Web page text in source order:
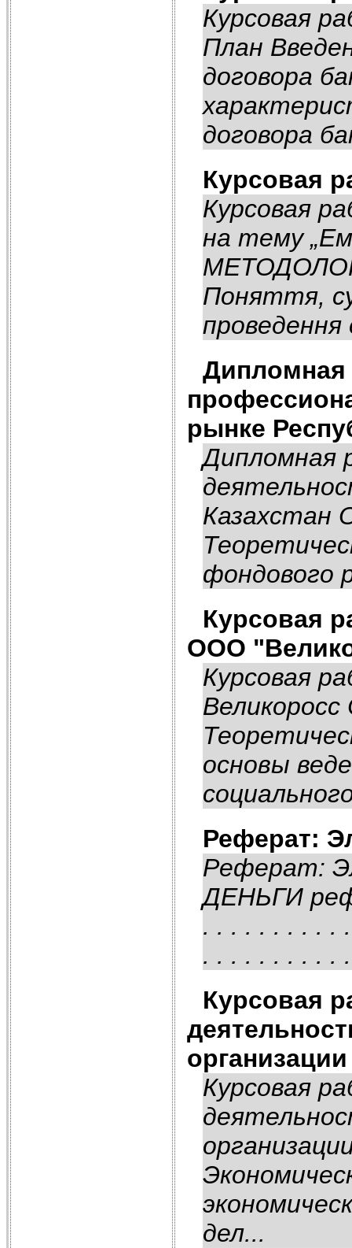
Курсовая
План
договора
договора
Курсовая
Курсовая
на тему
Поняття,
проведення
Дипломная
рынке
Дипломная
Казахстан
фондового
Курсовая
ООО
Курсовая
основы
Реферат:
Реферат:
ДЕНЬГИ
. . . . . . . . . .
. . . . . . . . . .
Курсовая
организации
Курсовая
дел...